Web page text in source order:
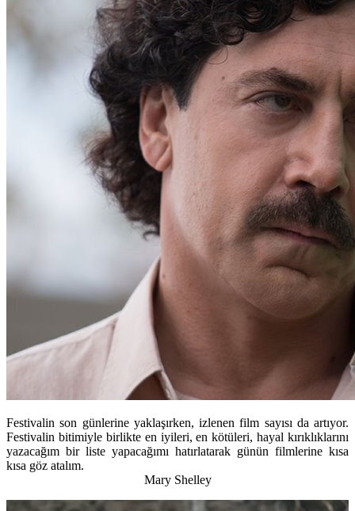
Festivalin son günlerine yaklaşırken, izlenen film sayısı da artıyor.
Festivalin bitimiyle birlikte en iyileri, en kötüleri, hayal kırıklıklarını
yazacağım bir liste yapacağımı hatırlatarak günün filmlerine kısa
kısa göz atalım.
Mary Shelley